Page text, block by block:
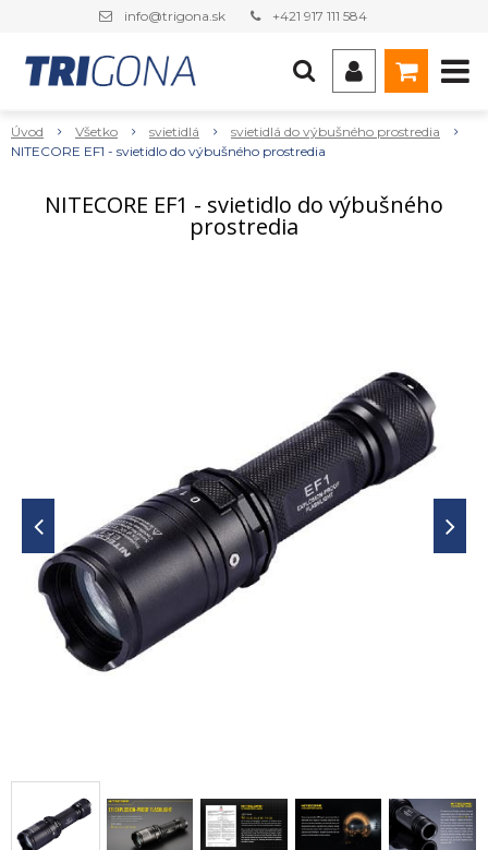
info@trigona.sk +421 917 111 584
Úvod Všetko svietidlá
svietidlá do výbušného prostredia
NITECORE EF1 - svietidlo do výbušného prostredia
NITECORE EF1 - svietidlo do výbušného
prostredia